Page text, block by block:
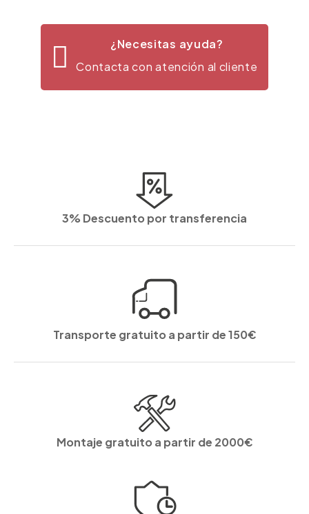
¿Necesitas ayuda?
Contacta con atención al cliente
3% Descuento por transferencia
Transporte gratuito a partir de 150€
Montaje gratuito a partir de 2000€